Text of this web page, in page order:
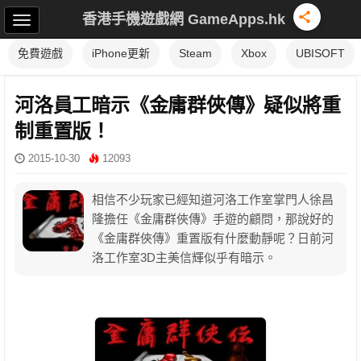
香港手機遊戲網 GameApps.hk
免費遊戲 iPhone更新 Steam Xbox UBISOFT
河洛員工暗示《金庸群俠傳》疑似將重
制重置版！
2015-10-30 12093
相信不少玩家已經知道河洛工作室掌門人徐昌
隆擔任《金庸群俠傳》手遊的顧問，那說好的
《金庸群俠傳》重置版有什麼動靜呢？日前河
洛工作室3D主美信輝似乎有暗示。